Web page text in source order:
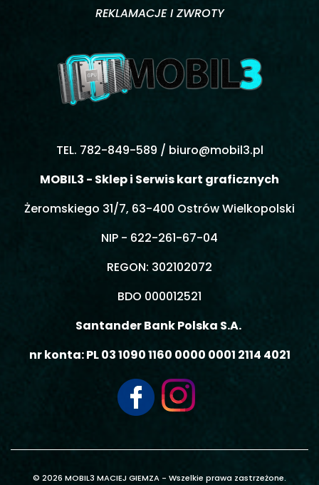
REKLAMACJE I ZWROTY
TEL. 782-849-589 / biuro@mobil3.pl
MOBIL3 - Sklep i Serwis kart graficznych
Żeromskiego 31/7, 63-400 Ostrów Wielkopolski
NIP - 622-261-67-04
REGON: 302102072
BDO 000012521
Santander Bank Polska S.A.
nr konta: PL 03 1090 1160 0000 0001 2114 4021
© 2026 MOBIL3 MACIEJ GIEMZA - Wszelkie prawa zastrzeżone.